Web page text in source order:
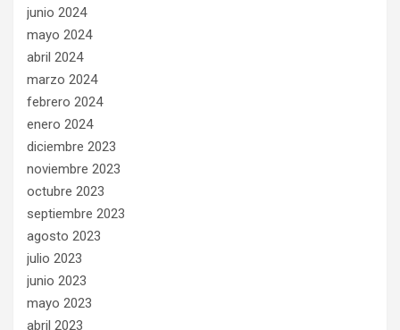
junio 2024
mayo 2024
abril 2024
marzo 2024
febrero 2024
enero 2024
diciembre 2023
noviembre 2023
octubre 2023
septiembre 2023
agosto 2023
julio 2023
junio 2023
mayo 2023
abril 2023